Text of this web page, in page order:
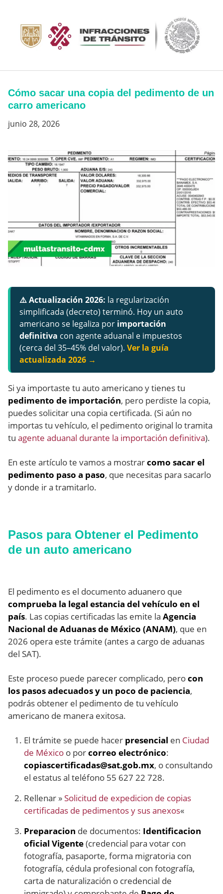
contenido
Cómo sacar una copia del pedimento de un
carro americano
junio 28, 2026
⚠️ Actualización 2026: la regularización
simplificada (decreto) terminó. Hoy un auto
americano se legaliza por importación
definitiva con agente aduanal e impuestos
(cerca del 35–45% del valor). Ver la guía
actualizada 2026 →
Si ya importaste tu auto americano y tienes tu
pedimento de importación, pero perdiste la copia,
puedes solicitar una copia certificada. (Si aún no
importas tu vehículo, el pedimento original lo tramita
tu agente aduanal durante la importación definitiva).
En este artículo te vamos a mostrarcomo sacar el
pedimento paso a paso, que necesitas para sacarlo
y donde ir a tramitarlo.
Pasos para Obtener el Pedimento
de un auto americano
El pedimento es el documento aduanero que
comprueba la legal estancia del vehículo en el
país. Las copias certificadas las emite la Agencia
Nacional de Aduanas de México (ANAM), que en
2026 opera este trámite (antes a cargo de aduanas
del SAT).
Este proceso puede parecer complicado, perocon
los pasos adecuados y un poco de paciencia,
podrás obtener el pedimento de tu vehículo
americano de manera exitosa.
El trámite se puede hacer presencial en Ciudad
de México o porcorreo electrónico:
copiascertificadas@sat.gob.mx, o consultando
el estatus al teléfono 55 627 22 728.
Rellenar »Solicitud de expedicion de copias
certificadas de pedimentos y sus anexos«
Preparacion de documentos: Identificacion
oficial Vigente(credencial para votar con
fotografía, pasaporte, forma migratoria con
fotografía, cédula profesional con fotografía,
carta de naturalización o credencial de